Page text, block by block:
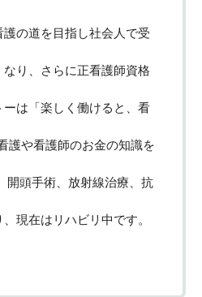
の道を目指し社会人で受
り、さらに正看護師資格
は「楽しく働けると、看
護や看護師のお金の知識を
開頭手術、放射線治療、抗
現在はリハビリ中です。